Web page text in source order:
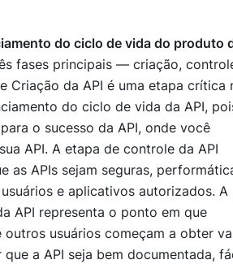
do ciclo de vida do produto
fases principais — criação,
Criação da API é uma etapa crítica
do ciclo de vida da API,
o sucesso da API, onde você
API. A etapa de controle da API
as APIs sejam seguras,
e aplicativos autorizados. A
API representa o ponto em que
outros usuários começam a obter
que a API seja bem documentada,